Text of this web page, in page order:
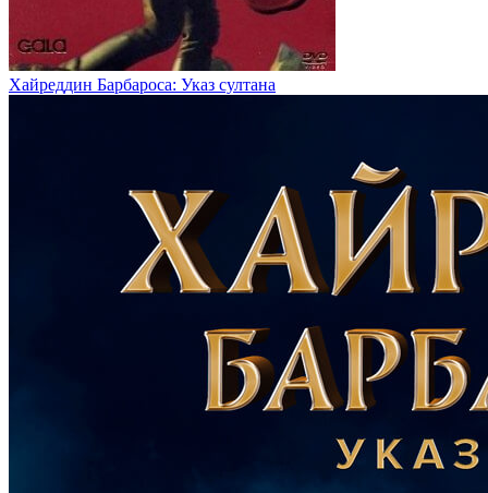
Хайреддин Барбароса: Указ султана